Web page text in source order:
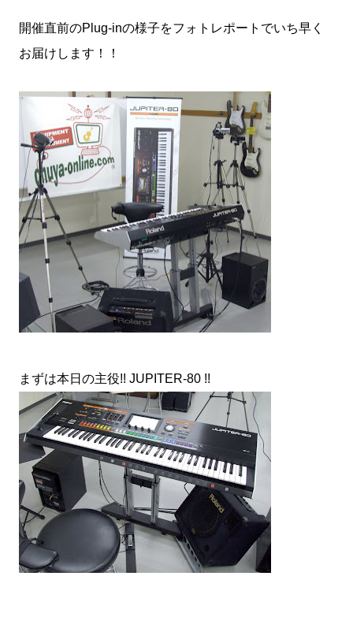
開催直前のPlug-inの様子をフォトレポートでいち早く
お届けします！！
まずは本日の主役!! JUPITER-80 !!